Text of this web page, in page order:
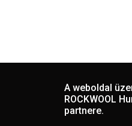
A weboldal
ROCKWOOL
partnere.